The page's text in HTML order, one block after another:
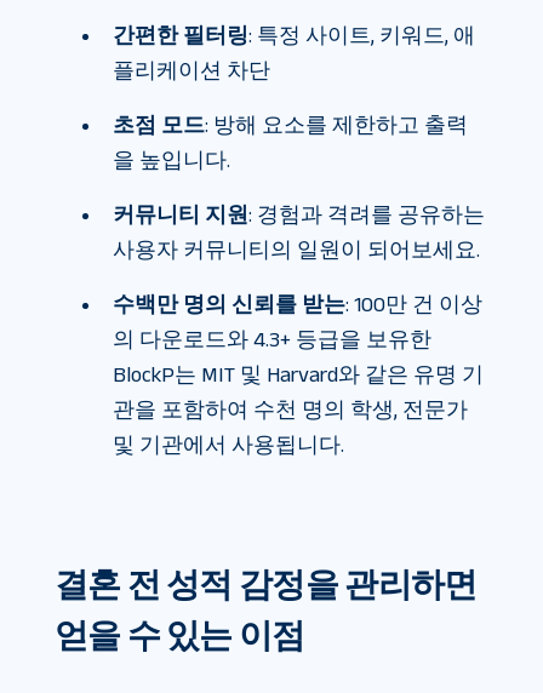
간편한 필터링: 특정 사이트, 키워드, 애
플리케이션 차단
초점 모드: 방해 요소를 제한하고 출력
을 높입니다.
커뮤니티 지원: 경험과 격려를 공유하는
사용자 커뮤니티의 일원이 되어보세요.
수백만 명의 신뢰를 받는: 100만 건 이상
의 다운로드와 4.3+ 등급을 보유한
BlockP는 MIT 및 Harvard와 같은 유명 기
관을 포함하여 수천 명의 학생, 전문가
및 기관에서 사용됩니다.
결혼 전 성적 감정을 관리하면
얻을 수 있는 이점